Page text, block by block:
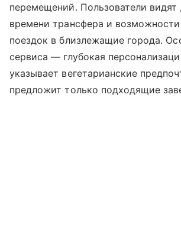
перемещений. Пользователи видят
времени трансфера и
поездок в близлежащие города.
сервиса — глубокая
указывает вегетарианские
предложит только подходящие